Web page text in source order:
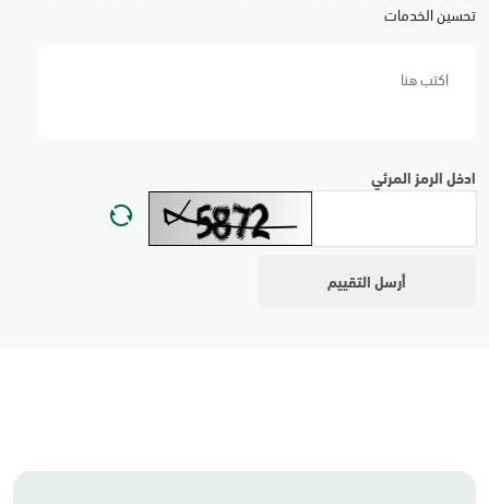
تحسين الخدمات
ادخل الرمز المرئي